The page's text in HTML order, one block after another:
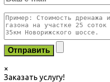
×
Заказать услугу!